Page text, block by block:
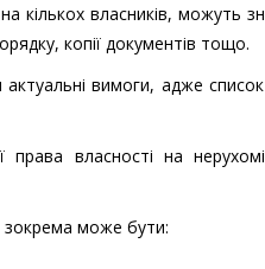
власників, можуть
копії документів тощо.
вимоги, адже
права власності на
зокрема може бути: